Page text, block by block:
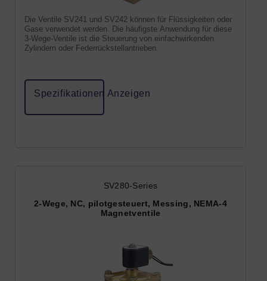
Die Ventile SV241 und SV242 können für Flüssigkeiten oder
Gase verwendet werden. Die häufigste Anwendung für diese
3-Wege-Ventile ist die Steuerung von einfachwirkenden
Zylindern oder Federrückstellantrieben.
Spezifikationen Anzeigen
SV280-Series
2-Wege, NC, pilotgesteuert, Messing, NEMA-4
Magnetventile